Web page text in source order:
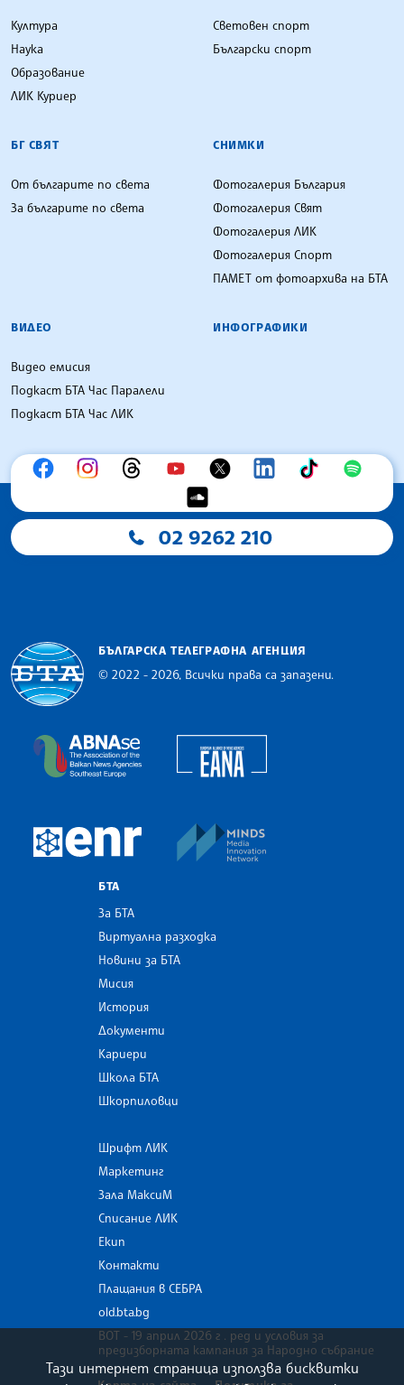
Култура
Наука
Образование
ЛИК Куриер
Световен спорт
Български спорт
БГ СВЯТ
От българите по света
За българите по света
СНИМКИ
Фотогалерия България
Фотогалерия Свят
Фотогалерия ЛИК
Фотогалерия Спорт
ПАМЕТ от фотоархива на БТА
ВИДЕО
Видео емисия
Подкаст БТА Час Паралели
Подкаст БТА Час ЛИК
ИНФОГРАФИКИ
02 9262 210
БЪЛГАРСКА ТЕЛЕГРАФНА АГЕНЦИЯ
© 2022 - 2026, Всички права са запазени.
The Assocoation of the Balkan News Agencies
European Newsroom
БТА
За БТА
Виртуална разходка
Новини за БТА
Мисия
История
Документи
Кариери
Школа БТА
Шкорпиловци
Шрифт ЛИК
Маркетинг
Зала МаксиМ
Списание ЛИК
Екип
Контакти
Плащания в СЕБРА
old.bta.bg
ВОТ - 19 април 2026 г . ред и условия за
предизборната кампания за Народно събрание
Тази интернет страница използва бисквитки